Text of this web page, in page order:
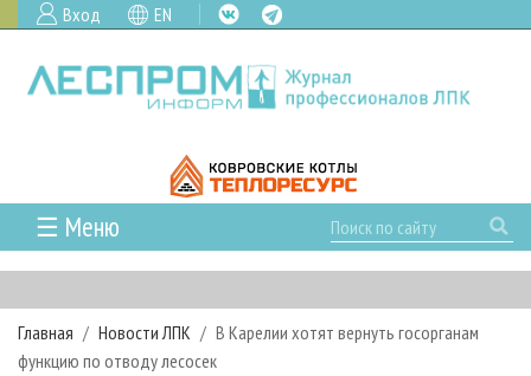
Вход EN
☰ Меню
ГЛАВНАЯ
РУБРИКИ И ТЕМЫ
РУБРИКИ ЖУРНАЛА
НОВОСТИ
Главная Новости ЛПК
В Карелии хотят вернуть госорганам
функцию по отводу лесосек